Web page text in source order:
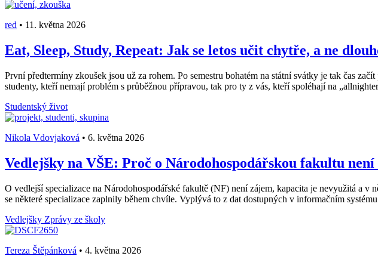
red • 11. května 2026
Eat, Sleep, Study, Repeat: Jak se letos učit chytře, a ne
První předtermíny zkoušek jsou už za rohem. Po semestru bohatém na státní svátky je tak čas
studenty, kteří nemají problém s průběžnou přípravou, tak pro ty z vás, kteří spoléhají na
Studentský život
Nikola Vdovjaková • 6. května 2026
Vedlejšky na VŠE: Proč o Národohospodářskou fakultu
O vedlejší specializace na Národohospodářské fakultě (NF) není zájem, kapacita je nevyužitá a
se některé specializace zaplnily během chvíle. Vyplývá to z dat dostupných v informačním
Vedlejšky Zprávy ze školy
Tereza Štěpánková • 4. května 2026